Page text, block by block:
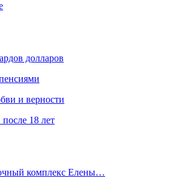
долларов
и верности
18 лет
комплекс Елены…